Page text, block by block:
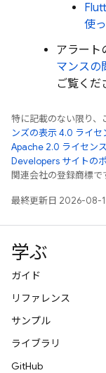
使
アラート
マンスの
ご覧くだ
特に記載のない限り、
ンズの表示 4.0 ライセ
Apache 2.0 ライセンス
Developers サイトの
関連会社の登録商標で
最終更新日 2026-08-
学ぶ
ガイド
リファレンス
サンプル
ライブラリ
GitHub